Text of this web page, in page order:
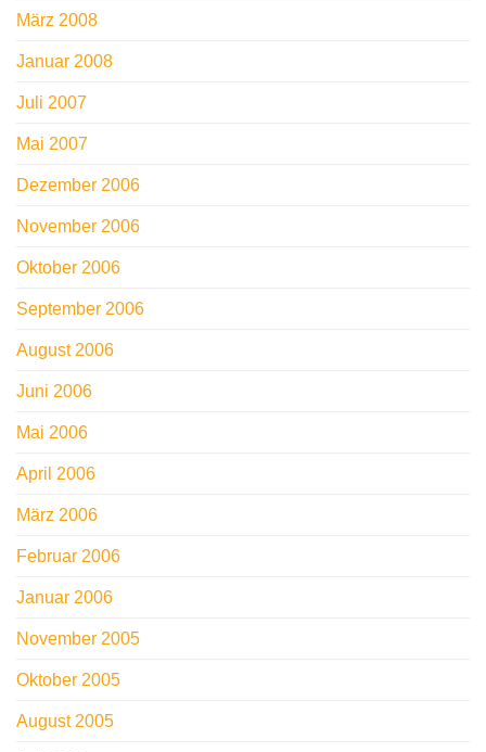
März 2008
Januar 2008
Juli 2007
Mai 2007
Dezember 2006
November 2006
Oktober 2006
September 2006
August 2006
Juni 2006
Mai 2006
April 2006
März 2006
Februar 2006
Januar 2006
November 2005
Oktober 2005
August 2005